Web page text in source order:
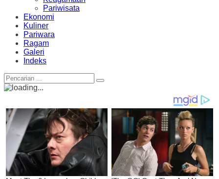
Pariwisata
Ekonomi
Kuliner
Pariwara
Ragam
Galeri
Indeks